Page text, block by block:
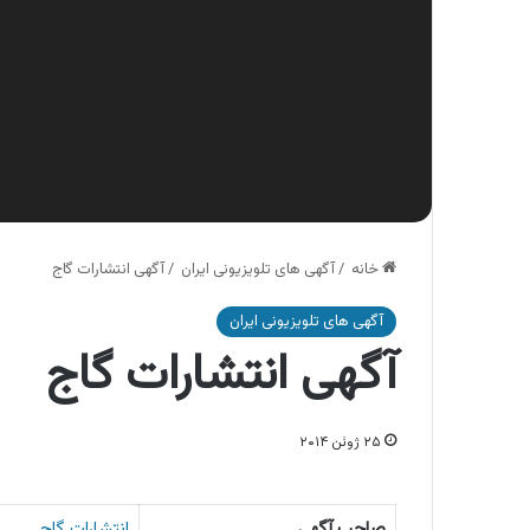
خانه /آگهی های تلویزیونی ایران /آگهی انتشارات گاج
آگهی های تلویزیونی ایران
آگهی انتشارات گاج
۲۵ ژوئن ۲۰۱۴